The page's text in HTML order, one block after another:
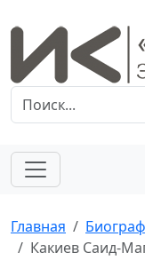
Главная
Какиев Саид-